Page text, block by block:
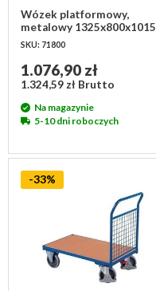
Wózek platformowy,
metalowy 1325x800x1015
mm
SKU: 71800
1.076,90 zł
1.324,59 zł Brutto
Na magazynie
5-10 dni roboczych
-33%